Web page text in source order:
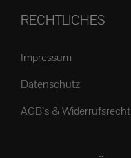
RECHTLICHES
Impressum
Datenschutz
AGB’s & Widerrufsrecht